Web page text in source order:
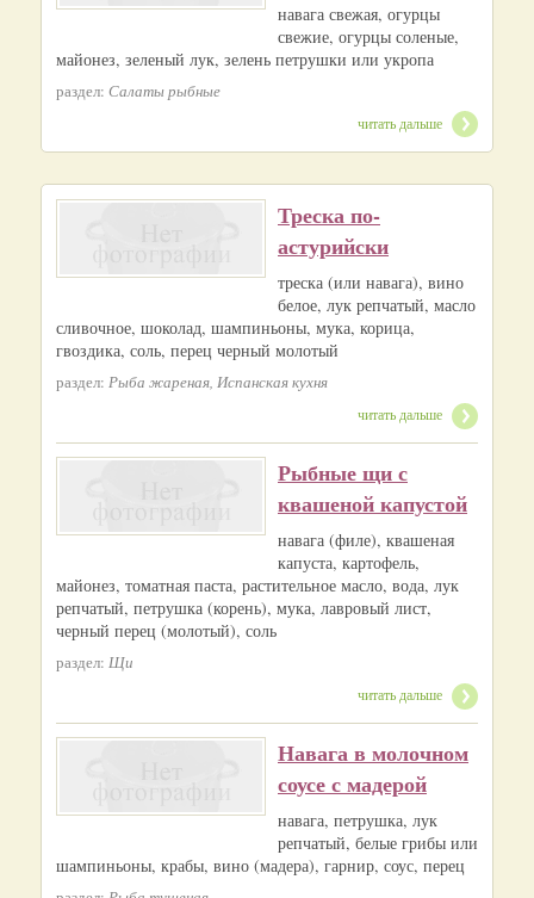
навага свежая, огурцы
свежие, огурцы соленые,
майонез, зеленый лук, зелень петрушки или укропа
раздел: Салаты рыбные
читать дальше
Треска по-
астурийски
треска (или навага), вино
белое, лук репчатый, масло
сливочное, шоколад, шампиньоны, мука, корица,
гвоздика, соль, перец черный молотый
раздел: Рыба жареная, Испанская кухня
читать дальше
Рыбные щи с
квашеной капустой
навага (филе), квашеная
капуста, картофель,
майонез, томатная паста, растительное масло, вода, лук
репчатый, петрушка (корень), мука, лавровый лист,
черный перец (молотый), соль
раздел: Щи
читать дальше
Навага в молочном
соусе с мадерой
навага, петрушка, лук
репчатый, белые грибы или
шампиньоны, крабы, вино (мадера), гарнир, соус, перец